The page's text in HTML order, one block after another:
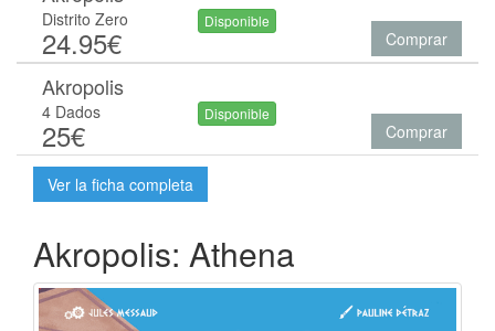
Distrito Zero
24.95€
Disponible
Comprar
Akropolis
4 Dados
25€
Disponible
Comprar
Ver la ficha completa
Akropolis: Athena